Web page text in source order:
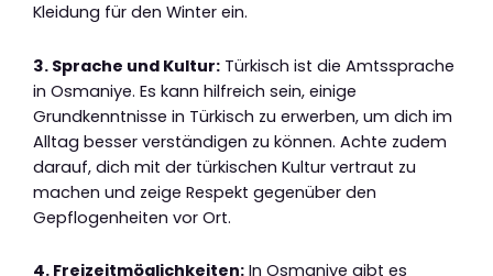
Kleidung für den Winter ein.
3. Sprache und Kultur: Türkisch ist die Amtssprache
in Osmaniye. Es kann hilfreich sein, einige
Grundkenntnisse in Türkisch zu erwerben, um dich im
Alltag besser verständigen zu können. Achte zudem
darauf, dich mit der türkischen Kultur vertraut zu
machen und zeige Respekt gegenüber den
Gepflogenheiten vor Ort.
4. Freizeitmöglichkeiten: In Osmaniye gibt es